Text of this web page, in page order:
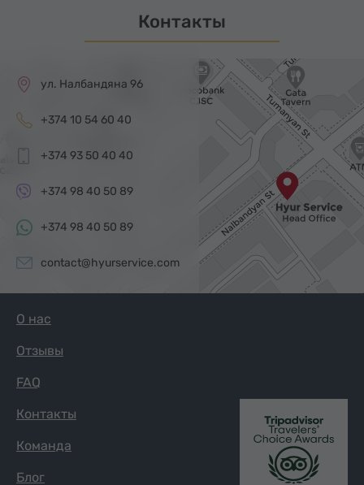
Контакты
ул. Налбандяна 96
+374 10 54 60 40
+374 93 50 40 40
+374 98 40 50 89
+374 98 40 50 89
contact@hyurservice.com
О нас
Отзывы
FAQ
Контакты
Команда
Блог